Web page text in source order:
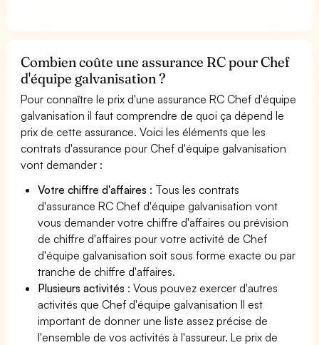
Combien coûte une assurance RC pour Chef
d'équipe galvanisation ?
Pour connaître le prix d'une assurance RC Chef d'équipe
galvanisation il faut comprendre de quoi ça dépend le
prix de cette assurance. Voici les éléments que les
contrats d'assurance pour Chef d'équipe galvanisation
vont demander :
Votre chiffre d'affaires : Tous les contrats
d'assurance RC Chef d'équipe galvanisation vont
vous demander votre chiffre d'affaires ou prévision
de chiffre d'affaires pour votre activité de Chef
d'équipe galvanisation soit sous forme exacte ou par
tranche de chiffre d'affaires.
Plusieurs activités : Vous pouvez exercer d'autres
activités que Chef d'équipe galvanisation Il est
important de donner une liste assez précise de
l'ensemble de vos activités à l'assureur. Le prix de